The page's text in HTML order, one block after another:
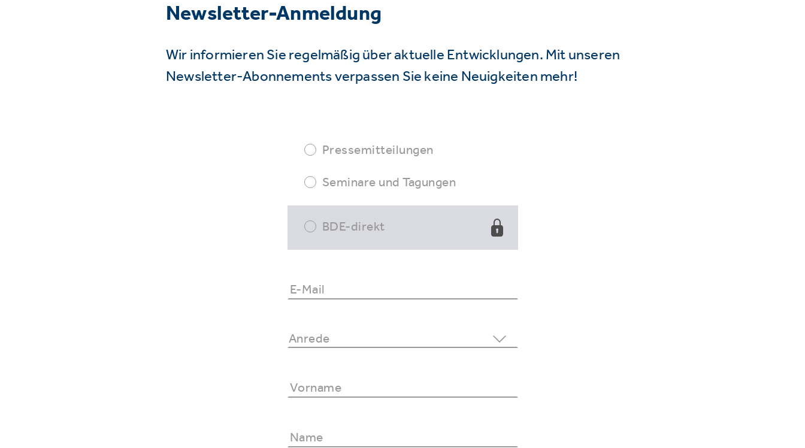
Newsletter-Anmeldung
Wir informieren Sie regelmäßig über aktuelle Entwicklungen. Mit unseren
Newsletter-Abonnements verpassen Sie keine Neuigkeiten mehr!
Pressemitteilungen
Seminare und Tagungen
BDE-direkt